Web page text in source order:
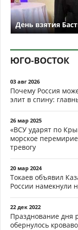
День взятия
ЮГО-ВОСТОК
03 авг 2026
Почему Россия
элит в спину:
26 мар 2025
«ВСУ ударят по
морское
тревогу
20 мар 2024
Токаев объявил
России намекнули
22 дек 2022
Празднование дня
обернулось